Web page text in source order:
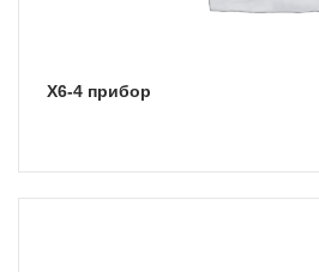
Х6-4 прибор